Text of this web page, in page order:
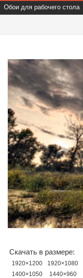
Обои для рабочего стола
Скачать в размере:
1920×1200 1920×1080
1400×1050
1440×960